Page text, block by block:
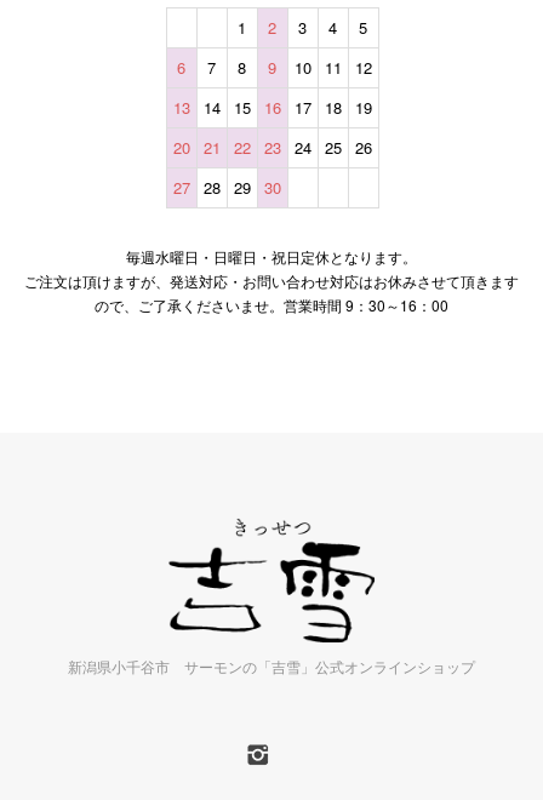
1
2 3 4
5
6
7 8 9 10 11
12
13
14 15 16 17 18
19
20
21 22 23 24 25
26
27
28 29 30
毎週水曜日・日曜日・祝日定休となります。
ご注文は頂けますが、発送対応・お問い合わせ対応はお休みさせて頂きます
ので、ご了承くださいませ。営業時間 9：30～16：00
新潟県小千谷市 サーモンの「吉雪」公式オンラインショップ